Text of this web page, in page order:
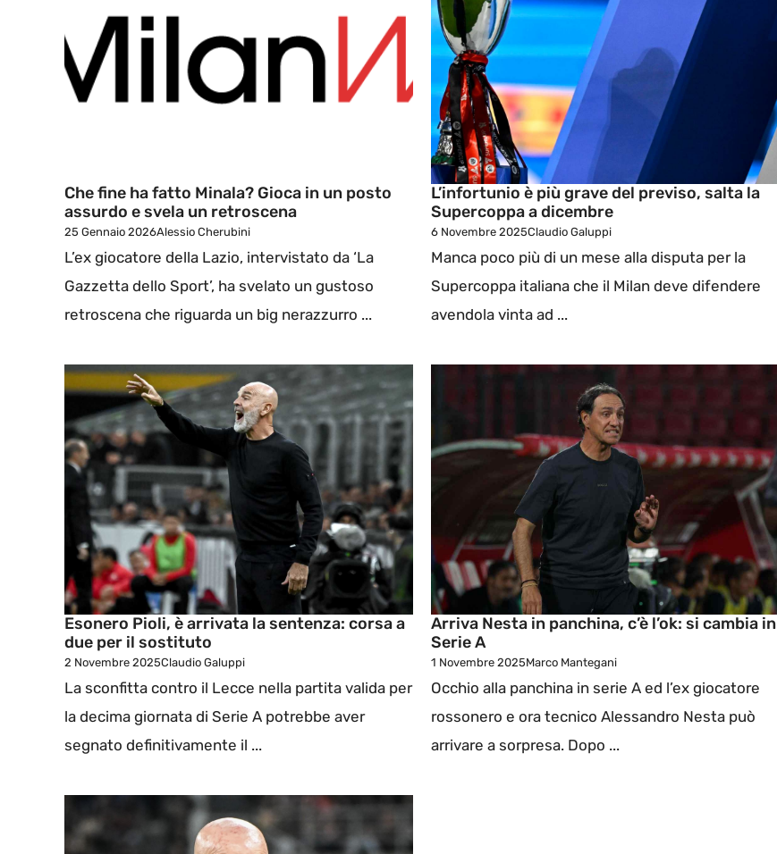
Che fine ha fatto Minala? Gioca in un posto
assurdo e svela un retroscena
25 Gennaio 2026Alessio Cherubini
L’ex giocatore della Lazio, intervistato da ‘La
Gazzetta dello Sport’, ha svelato un gustoso
retroscena che riguarda un big nerazzurro ...
L’infortunio è più grave del previso, salta la
Supercoppa a dicembre
6 Novembre 2025Claudio Galuppi
Manca poco più di un mese alla disputa per la
Supercoppa italiana che il Milan deve difendere
avendola vinta ad ...
Esonero Pioli, è arrivata la sentenza: corsa a
due per il sostituto
2 Novembre 2025Claudio Galuppi
La sconfitta contro il Lecce nella partita valida per
la decima giornata di Serie A potrebbe aver
segnato definitivamente il ...
Arriva Nesta in panchina, c’è l’ok: si cambia in
Serie A
1 Novembre 2025Marco Mantegani
Occhio alla panchina in serie A ed l’ex giocatore
rossonero e ora tecnico Alessandro Nesta può
arrivare a sorpresa. Dopo ...